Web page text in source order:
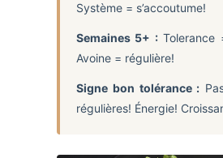
Système = s’accoutume!
Semaines 5+ :Tolerance
Avoine = régulière!
Signe bon tolérance :
régulières! Énergie!